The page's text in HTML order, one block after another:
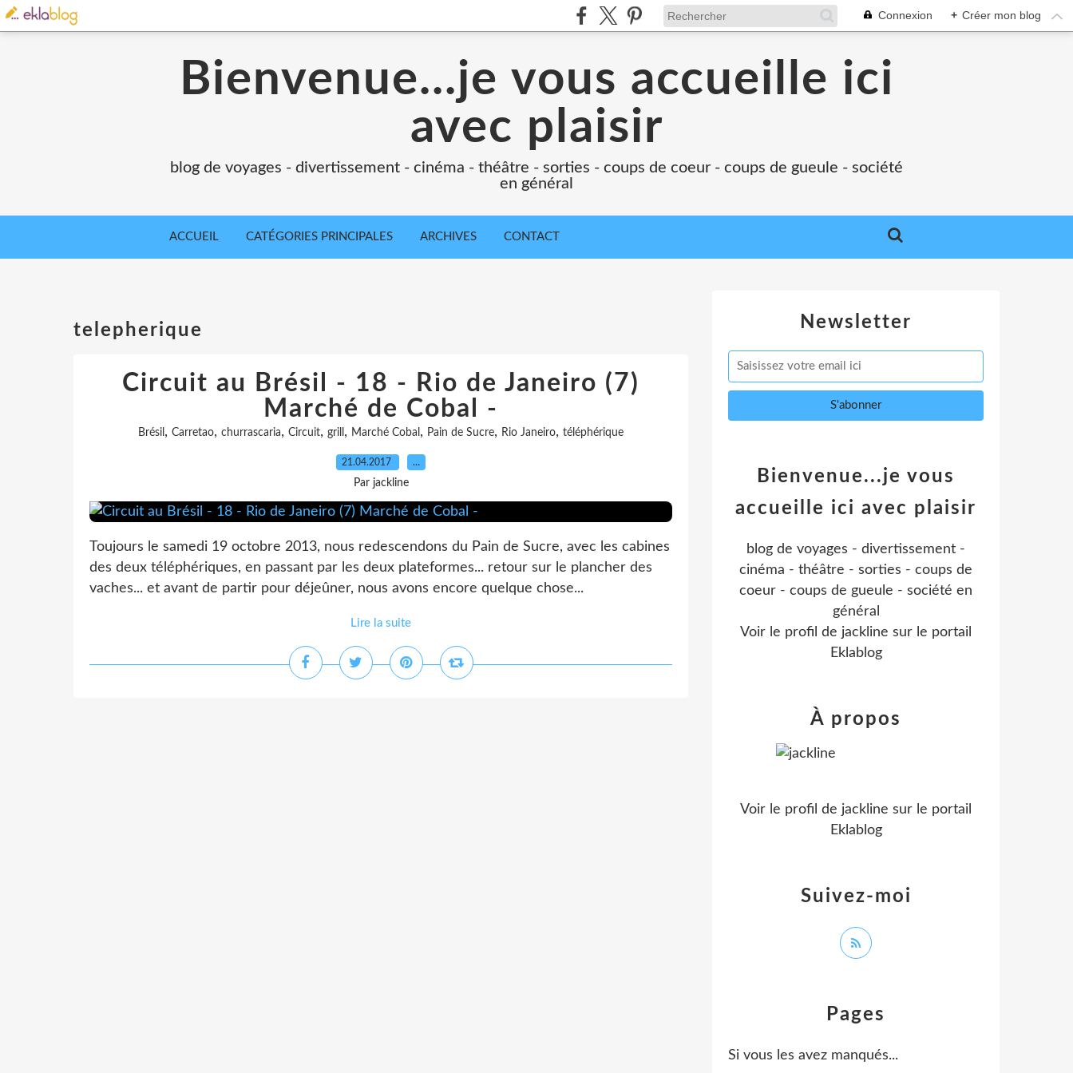
Connexion + Créer mon blog
Bienvenue...je vous accueille ici
avec plaisir
blog de voyages - divertissement - cinéma - théâtre - sorties - coups de coeur - coups de gueule - société
en général
ACCUEIL CATÉGORIES PRINCIPALES ARCHIVES CONTACT
telepherique
Circuit au Brésil - 18 - Rio de Janeiro (7)
Marché de Cobal -
Brésil , Carretao, churrascaria, Circuit, grill , Marché Cobal , Pain de Sucre, Rio Janeiro, téléphérique
21.04.2017 …
Par jackline
Toujours le samedi 19 octobre 2013, nous redescendons du Pain de Sucre, avec les cabines
des deux téléphériques, en passant par les deux plateformes... retour sur le plancher des
vaches... et avant de partir pour déjeûner, nous avons encore quelque chose...
Lire la suite
Newsletter
Pages
Si vous les avez manqués...
Bienvenue...je vous
accueille ici avec plaisir
blog de voyages - divertissement -
cinéma - théâtre - sorties - coups de
coeur - coups de gueule - société en
général
Voir le profil de jackline sur le portail
Eklablog
Suivez-moi
À propos
Voir le profil de jackline sur le portail
Eklablog